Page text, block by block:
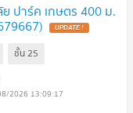
ปาร์ค เกษตร 400 ม.
UPDATE !
ชั้น25
2026 13:09:17